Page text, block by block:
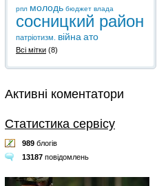
рпл молодь бюджет влада
сосницкий район
патріотизм. війна ато
Всі мітки (8)
Активні коментатори
Статистика сервісу
989 блогів
13187 повідомлень